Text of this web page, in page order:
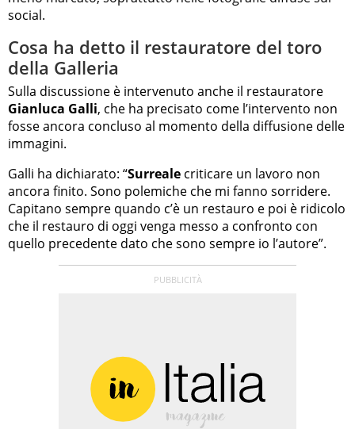
social.
Cosa ha detto il restauratore del toro
della Galleria
Sulla discussione è intervenuto anche il restauratore
Gianluca Galli, che ha precisato come l’intervento non
fosse ancora concluso al momento della diffusione delle
immagini.
Galli ha dichiarato: “Surreale criticare un lavoro non
ancora finito. Sono polemiche che mi fanno sorridere.
Capitano sempre quando c’è un restauro e poi è ridicolo
che il restauro di oggi venga messo a confronto con
quello precedente dato che sono sempre io l’autore”.